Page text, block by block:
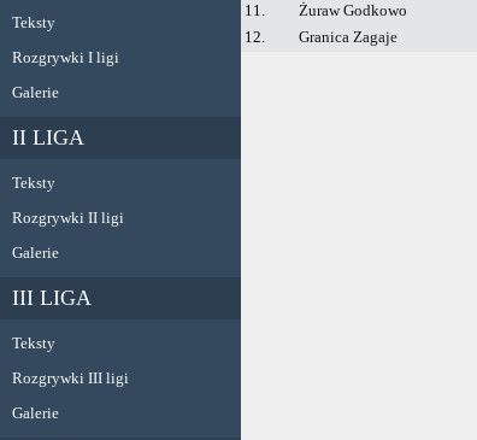
Teksty
Rozgrywki I ligi
Galerie
II LIGA
Teksty
Rozgrywki II ligi
Galerie
III LIGA
Teksty
Rozgrywki III ligi
Galerie
11.
Żuraw Godkowo
12.
Granica Zagaje